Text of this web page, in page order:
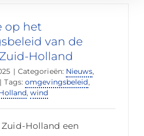
op het
van de
Holland
| Categorieën: Nieuws,
| Tags:omgevingsbeleid,
,wind
Holland een